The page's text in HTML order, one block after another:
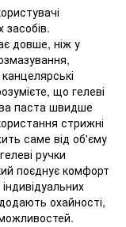
засобів.
довше, ніж у
що гелеві
паста швидше
стрижні
саме від об'єму
ручки
поєднує комфорт
охайності,